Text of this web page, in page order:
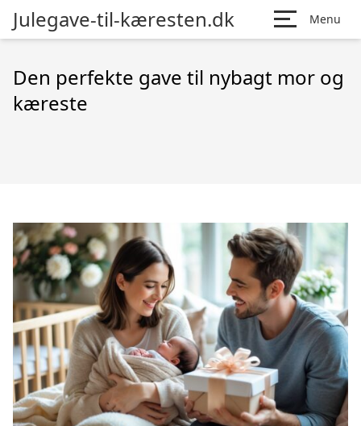
Julegave-til-kæresten.dk Menu
Den perfekte gave til nybagt mor og
kæreste